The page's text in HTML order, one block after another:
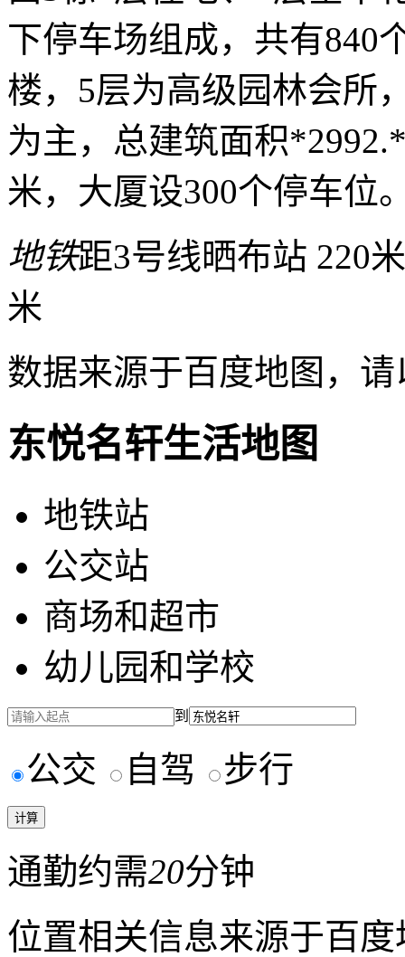
下停车场组成，共有840
楼，5层为高级园林会所
为主，总建筑面积
米，大厦设300个停车位
地铁距3号线晒布站 220米
米
数据来源于百度地图，
东悦名轩生活地图
地铁站
公交站
商场和超市
幼儿园和学校
到
公交 自驾 步行
通勤约需20分钟
位置相关信息来源于百